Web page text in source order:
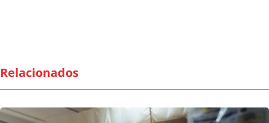
Relacionados